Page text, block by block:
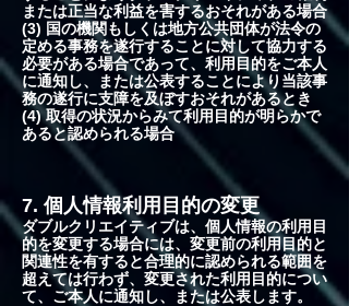
または正当な利益を害するおそれがある場合
(3) 国の機関もしくは地方公共団体が法令の
定める事務を遂行することに対して協力する
必要がある場合であって、利用目的をご本人
に通知し、または公表することにより当該事
務の遂行に支障を及ぼすおそれがあるとき
(4) 取得の状況からみて利用目的が明らかで
あると認められる場合
7. 個人情報利用目的の変更
ダブルクリエイティブは、個人情報の利用目
的を変更する場合には、変更前の利用目的と
関連性を有すると合理的に認められる範囲を
超えては行わず、変更された利用目的につい
て、ご本人に通知し、または公表します。